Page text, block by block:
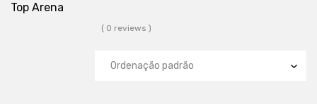
Top Arena
( 0 reviews )